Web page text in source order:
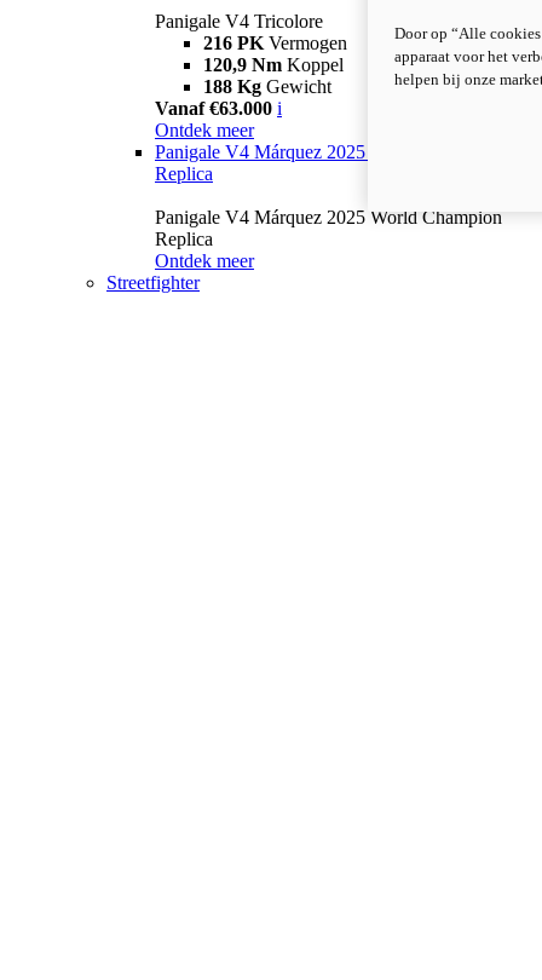
Panigale V4 Tricolore
216 PK Vermogen
120,9 Nm Koppel
188 Kg Gewicht
Vanaf €63.000 i
Ontdek meer
Panigale V4 Márquez 2025 World Champion
Replica
Panigale V4 Márquez 2025 World Champion
Replica
Ontdek meer
Streetfighter
Door op “Alle
apparaat voor het
helpen bij onze